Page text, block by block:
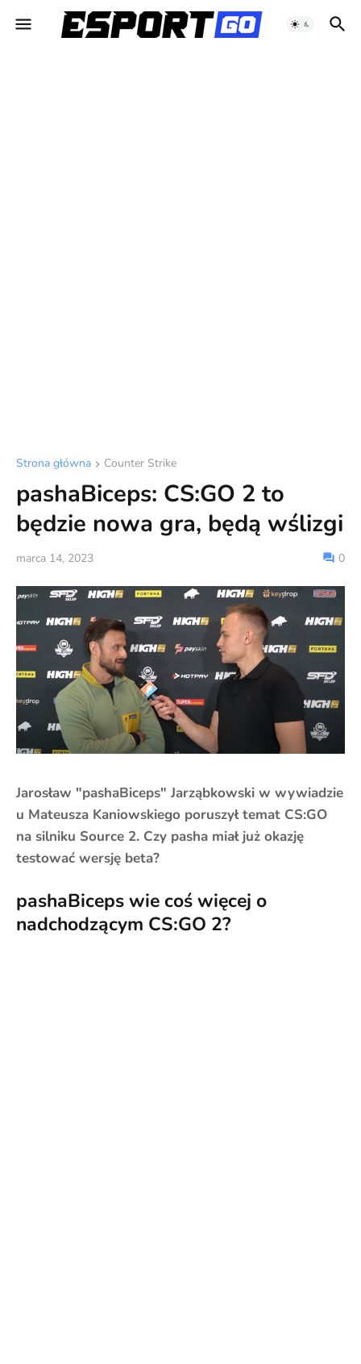
Strona główna Counter Strike
pashaBiceps: CS:GO 2 to
będzie nowa gra, będą wślizgi
marca 14, 2023 0
Jarosław "pashaBiceps" Jarząbkowski w wywiadzie
u Mateusza Kaniowskiego poruszył temat CS:GO
na silniku Source 2. Czy pasha miał już okazję
testować wersję beta?
pashaBiceps wie coś więcej o
nadchodzącym CS:GO 2?